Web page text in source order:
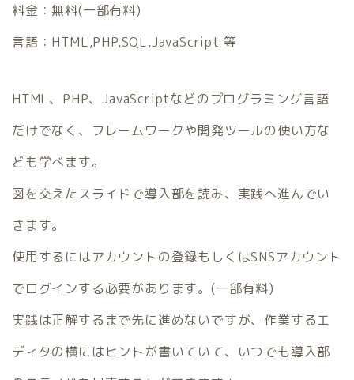
料金：無料(一部有料)
言語：HTML,PHP,SQL,JavaScript 等
HTML、PHP、JavaScriptなどのプログラミング言語
だけでなく、フレームワークや開発ツールの使い方な
ども学べます。
図を交えたスライドで導入部を読み、実践へ進んでい
きます。
使用するにはアカウントの登録もしくはSNSアカウント
でログインする必要があります。(一部有料)
実践は正解するまで先に進めないですが、作業するエ
ディタの横にはヒントが書いていて、いつでも導入部